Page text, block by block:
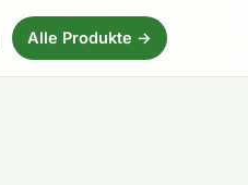
Alle Produkte →